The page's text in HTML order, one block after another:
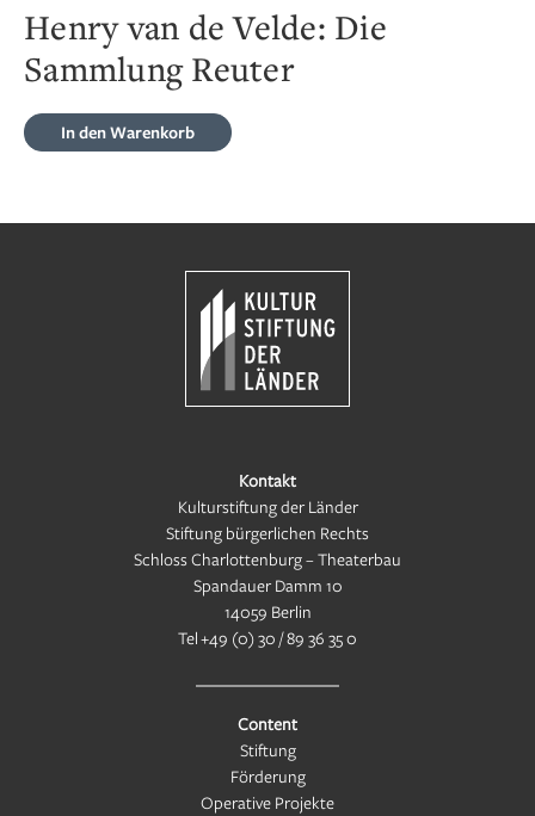
Henry van de Velde: Die
Sammlung Reuter
In den Warenkorb
Kontakt
Kulturstiftung der Länder
Stiftung bürgerlichen Rechts
Schloss Charlottenburg – Theaterbau
Spandauer Damm 10
14059 Berlin
Tel+49 (0) 30 / 89 36 35 0
Content
Stiftung
Förderung
Operative Projekte